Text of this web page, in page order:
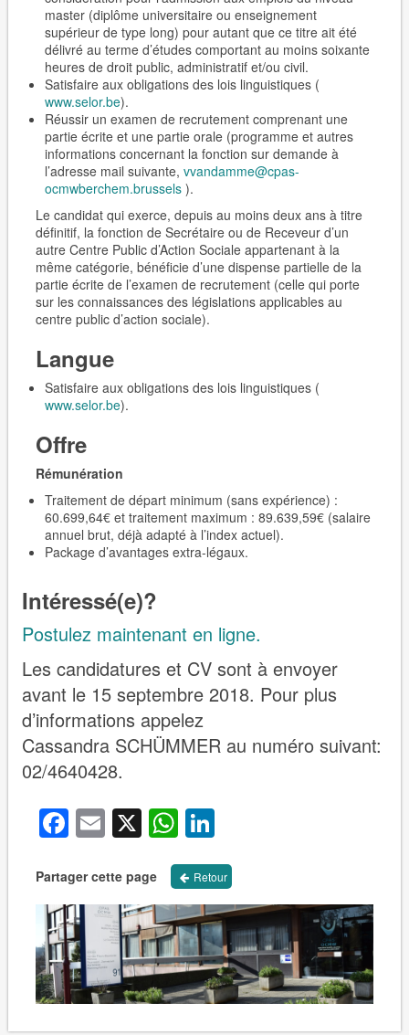
master (diplôme universitaire ou enseignement
supérieur de type long) pour autant que ce titre ait été
délivré au terme d’études comportant au moins soixante
heures de droit public, administratif et/ou civil.
Satisfaire aux obligations des lois linguistiques (
www.selor.be).
Réussir un examen de recrutement comprenant une
partie écrite et une partie orale (programme et autres
informations concernant la fonction sur demande à
l’adresse mail suivante, vvandamme@cpas-
ocmwberchem.brussels).
Le candidat qui exerce, depuis au moins deux ans à titre
définitif, la fonction de Secrétaire ou de Receveur d’un
autre Centre Public d’Action Sociale appartenant à la
même catégorie, bénéficie d’une dispense partielle de la
partie écrite de l’examen de recrutement (celle qui porte
sur les connaissances des législations applicables au
centre public d’action sociale).
Langue
Satisfaire aux obligations des lois linguistiques (
www.selor.be).
Offre
Rémunération
Traitement de départ minimum (sans expérience) :
60.699,64€ et traitement maximum : 89.639,59€ (salaire
annuel brut, déjà adapté à l’index actuel).
Package d’avantages extra-légaux.
Intéressé(e)?
Postulez maintenant en ligne.
Les candidatures et CV sont à envoyer
avant le 15 septembre 2018. Pour plus
d’informations appelez
Cassandra SCHÜMMER au numéro suivant:
02/4640428.
Facebook
Email
X WhatsApp
LinkedIn
Partager cette page Retour